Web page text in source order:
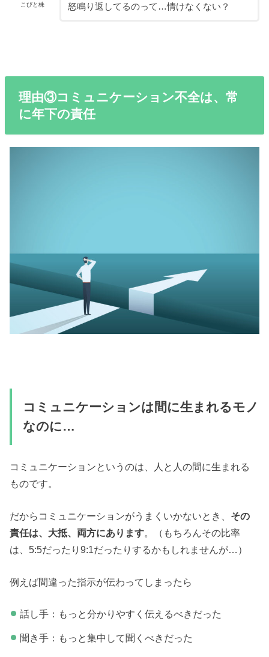
こびと株
怒鳴り返してるのって…情けなくない？
理由③コミュニケーション不全は、常
に年下の責任
コミュニケーションは間に生まれるモノ
なのに…
コミュニケーションというのは、人と人の間に生まれる
ものです。
だからコミュニケーションがうまくいかないとき、 その
責任は、大抵、両方にあります。（もちろんその比率
は、5:5だったり9:1だったりするかもしれませんが…）
例えば間違った指示が伝わってしまったら
話し手：もっと分かりやすく伝えるべきだった
聞き手：もっと集中して聞くべきだった